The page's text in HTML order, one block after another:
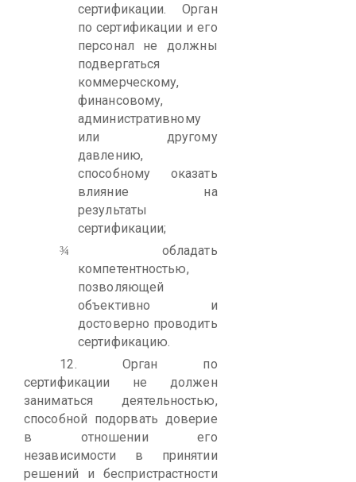
сертификации. Орган
по сертификации и его
персонал не должны
подвергаться
коммерческому,
финансовому,
административному
или другому
давлению,
способному оказать
влияние на
результаты
сертификации;
¾
обладать
компетентностью,
позволяющей
объективно и
достоверно проводить
сертификацию.
12. Орган по
сертификации не должен
заниматься деятельностью,
способной подорвать доверие
в отношении его
независимости в принятии
решений и беспристрастности